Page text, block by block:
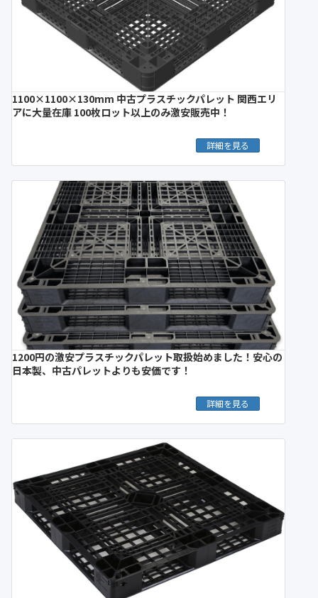
1100×1100×130mm 中古プラスチックパレット 関西エリ
アに大量在庫 100枚ロット以上のみ激安販売中！
詳細を見る
1200円の激安プラスチックパレット取扱始めました！安心の
日本製、中古パレットよりも安価です！
詳細を見る